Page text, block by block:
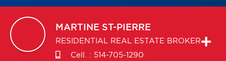
MARTINE ST-PIERRE
RESIDENTIAL REAL ESTATE BROKER
Cell. : 514-705-1290